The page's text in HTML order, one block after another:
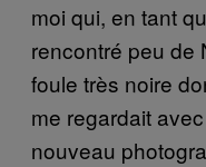
moi qui, en tant
rencontré peu de
foule très noire
me regardait
nouveau